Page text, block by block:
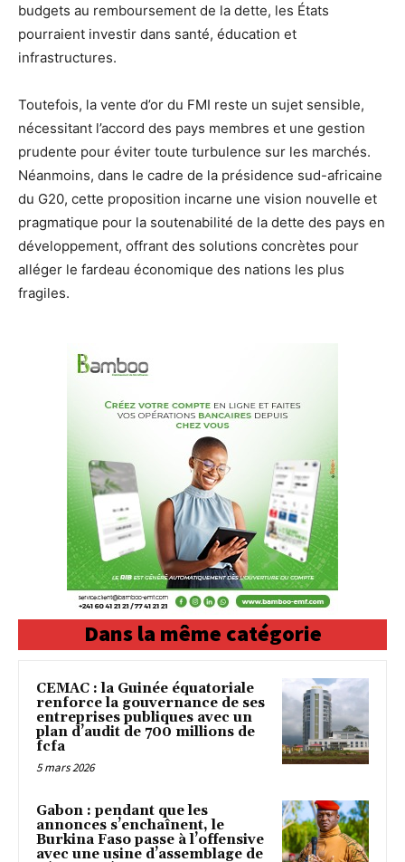
budgets au remboursement de la dette, les États
pourraient investir dans santé, éducation et
infrastructures.
Toutefois, la vente d’or du FMI reste un sujet sensible,
nécessitant l’accord des pays membres et une gestion
prudente pour éviter toute turbulence sur les marchés.
Néanmoins, dans le cadre de la présidence sud-africaine
du G20, cette proposition incarne une vision nouvelle et
pragmatique pour la soutenabilité de la dette des pays en
développement, offrant des solutions concrètes pour
alléger le fardeau économique des nations les plus
fragiles.
Dans la même catégorie
CEMAC : la Guinée équatoriale
renforce la gouvernance de ses
entreprises publiques avec un
plan d’audit de 700 millions de
fcfa
5 mars 2026
Gabon : pendant que les
annonces s’enchaînent, le
Burkina Faso passe à l’offensive
avec une usine d’assemblage de